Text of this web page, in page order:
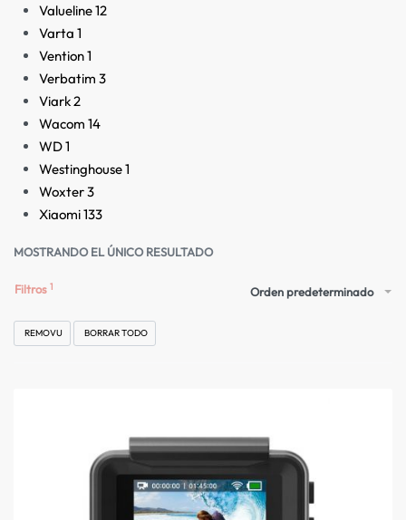
Valueline12
Varta 1
Vention1
Verbatim 3
Viark2
Wacom 14
WD1
Westinghouse1
Woxter3
Xiaomi133
MOSTRANDO EL ÚNICO RESULTADO
Orden predeterminado
Filtros
REMOVU BORRAR TODO